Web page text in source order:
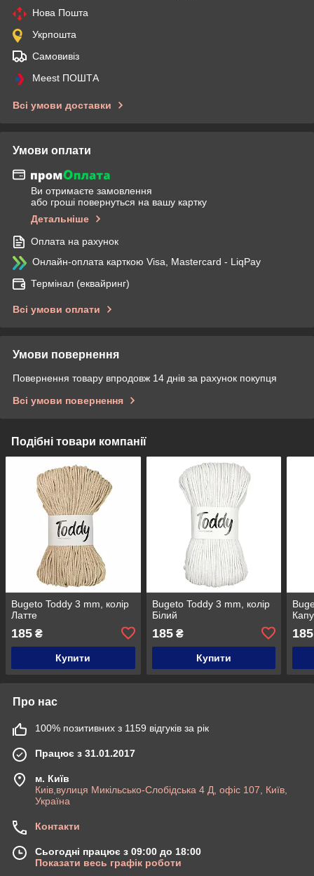
Нова Пошта
Укрпошта
Самовивіз
Meest ПОШТА
Всі умови доставки
Умови оплати
Ви отримаєте замовлення
або гроші повернуться на вашу картку
Детальніше
Оплата на рахунок
Онлайн-оплата карткою Visa, Mastercard - LiqPay
Термінал (еквайринг)
Всі умови оплати
Умови повернення
Повернення товару впродовж 14 днів за рахунок покупця
Всі умови повернення
Подібні товари компанії
Bugeto Toddy 3 mm, колір
Латте
185 ₴
Купити
Bugeto Toddy 3 mm, колір
Білий
185₴
Купити
185
Про нас
100% позитивних з 1159 відгуків за рік
Працює з 31.01.2017
м. Київ
Киів,вулиця Микільсько-Слобідська 4 Д, офіс 107, Київ,
Україна
Контакти
Сьогодні працює з 09:00 до 18:00
Показати весь графік роботи